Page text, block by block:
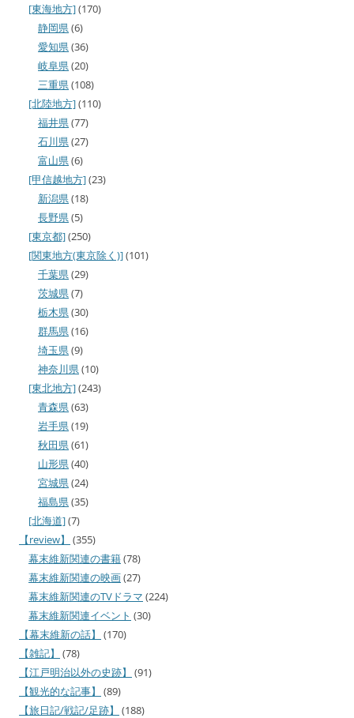
[東海地方](170)
静岡県(6)
愛知県(36)
岐阜県(20)
三重県(108)
[北陸地方](110)
福井県(77)
石川県(27)
富山県(6)
[甲信越地方](23)
新潟県(18)
長野県(5)
[東京都](250)
[関東地方(東京除く)](101)
千葉県(29)
茨城県(7)
栃木県(30)
群馬県(16)
埼玉県(9)
神奈川県(10)
[東北地方](243)
青森県(63)
岩手県(19)
秋田県(61)
山形県(40)
宮城県(24)
福島県(35)
[北海道](7)
【review】
(355)
幕末維新関連の書籍(78)
幕末維新関連の映画(27)
幕末維新関連のTVドラマ (224)
幕末維新関連イベント (30)
【幕末維新の話】
(170)
【雑記】
(78)
【江戸明治以外の史跡】
(91)
【観光的な記事】
(89)
【旅日記/戦記/足跡】
(188)